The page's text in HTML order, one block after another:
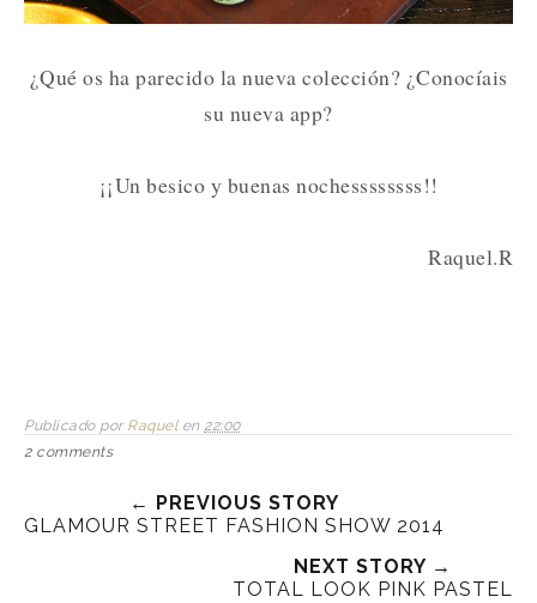
¿Qué os ha parecido la nueva colección? ¿Conocíais
su nueva app?
¡¡Un besico y buenas nochessssssss!!
Raquel.R
Publicado por Raquel en 22:00
2 comments
← PREVIOUS STORY
GLAMOUR STREET FASHION SHOW 2014
NEXT STORY →
TOTAL LOOK PINK PASTEL